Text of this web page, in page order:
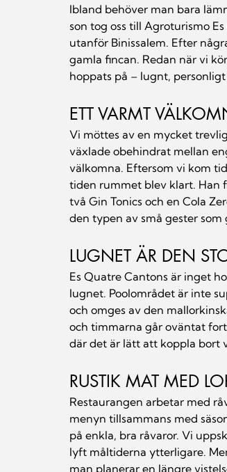
Ibland behöver man bara
son tog oss till Agroturismo
utanför Binissalem. Efter
gamla fincan. Redan när vi
hoppats på – lugnt,
ETT VARMT
Vi möttes av en mycket
växlade obehindrat mellan
välkomna. Eftersom vi kom
tiden rummet blev klart. Han
två Gin Tonics och en Cola
den typen av små gester som
LUGNET ÄR DEN
Es Quatre Cantons är inget
lugnet. Poolområdet är inte
och omges av den
och timmarna går oväntat
där det är lätt att koppla bort
RUSTIK MAT MED
Restaurangen arbetar med
menyn tillsammans med
på enkla, bra råvaror. Vi
lyft måltiderna ytterligare.
man planerar en längre